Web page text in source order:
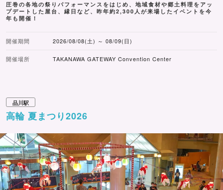
圧巻の各地の祭りパフォーマンスをはじめ、地域食材や郷土料理をアッ
プデートした屋台、縁日など、昨年約2,300人が来場したイベントを今
年も開催！
開催期間 2026/08/08(土) ～ 08/09(日)
開催場所 TAKANAWA GATEWAY Convention Center
品川駅
高輪 夏まつり2026